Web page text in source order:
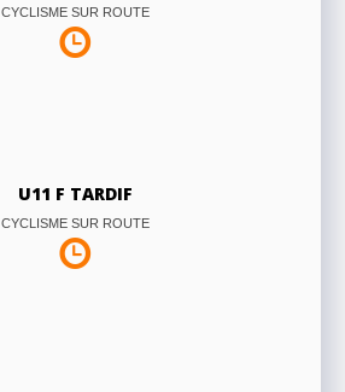
CYCLISME SUR ROUTE
U11 F TARDIF
CYCLISME SUR ROUTE